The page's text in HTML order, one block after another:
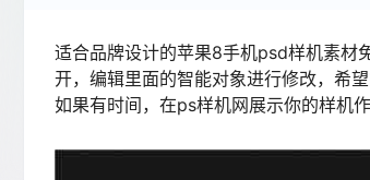
适合品牌设计的苹果8手机psd样机素材
开，编辑里面的智能对象进行修改，希
如果有时间，在ps样机网展示你的样机